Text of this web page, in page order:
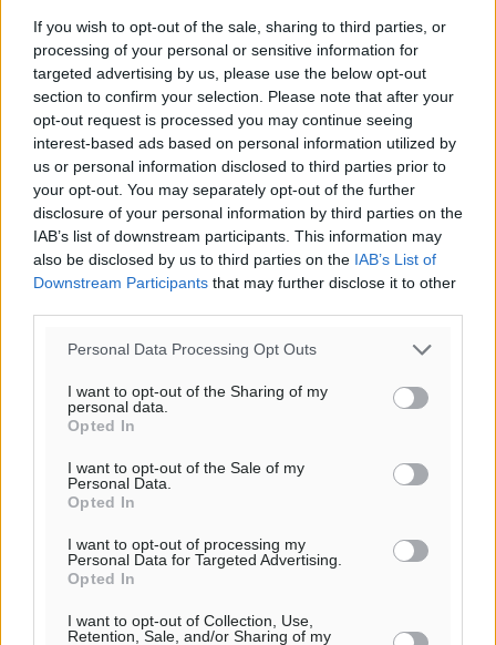
If you wish to opt-out of the sale, sharing to third parties, or
processing of your personal or sensitive information for
targeted advertising by us, please use the below opt-out
section to confirm your selection. Please note that after your
opt-out request is processed you may continue seeing
interest-based ads based on personal information utilized by
us or personal information disclosed to third parties prior to
your opt-out. You may separately opt-out of the further
disclosure of your personal information by third parties on the
IAB’s list of downstream participants. This information may
also be disclosed by us to third parties on the IAB’s List of
Downstream Participants that may further disclose it to other
Personal Data Processing Opt Outs
I want to opt-out of the Sharing of my
personal data.
Opted In
I want to opt-out of the Sale of my
Personal Data.
Opted In
I want to opt-out of processing my
Personal Data for Targeted Advertising.
Opted In
I want to opt-out of Collection, Use,
Retention, Sale, and/or Sharing of my